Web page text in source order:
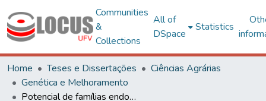
Communities
&
Collections
All of
DSpace
Statistics
Home Teses e Dissertações
Ciências Agrárias
Genética e Melhoramento
Potencial de famílias endogâmicas visando o melhoramento de feijão carioca para resistência à murcha de fusário